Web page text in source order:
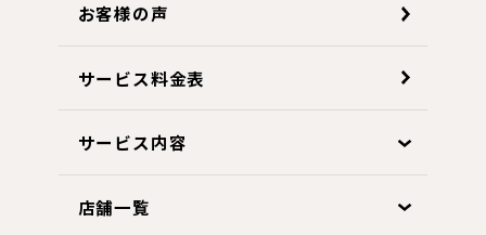
お客様の声
サービス料金表
サービス内容
店舗一覧